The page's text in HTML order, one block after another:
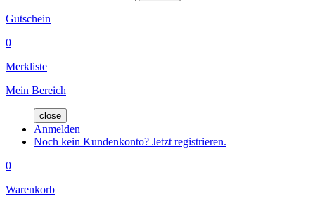
Gutschein
0
Merkliste
Mein Bereich
close
Anmelden
Noch kein Kundenkonto? Jetzt registrieren.
0
Warenkorb